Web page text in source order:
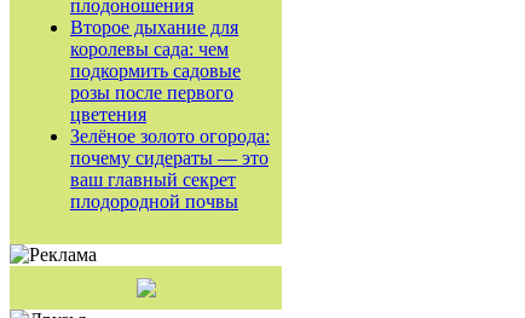
плодоношения
Второе дыхание для
королевы сада: чем
подкормить садовые
розы после первого
цветения
Зелёное золото огорода:
почему сидераты — это
ваш главный секрет
плодородной почвы